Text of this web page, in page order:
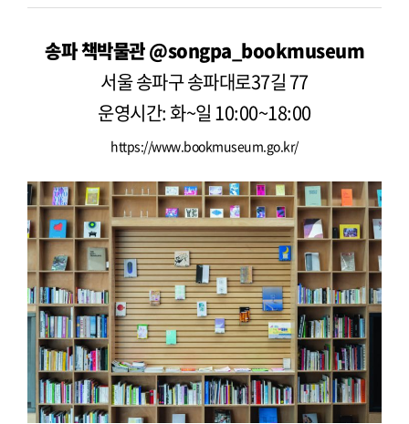
송파 책박물관@songpa_bookmuseum
서울 송파구 송파대로37길 77
운영시간: 화~일 10:00~18:00
https://www.bookmuseum.go.kr/